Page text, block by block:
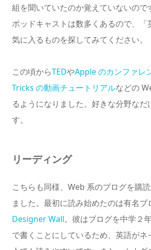
組を聞いていたのか覚えていないので
ポッドキャストは数多くあるので、「
気に入るものを探してみてください。
この頃からTEDやApple のカンファレ
Tricks の動画チュートリアルなどの
るようになりました。好きな分野なだ
す。
リーディング
こちらも同様、Web 系のブログを購
ました。最初に読み始めたのは有名ブ
Designer Wall。彼はブログを中学２
で書くことにしているため、英語がネ